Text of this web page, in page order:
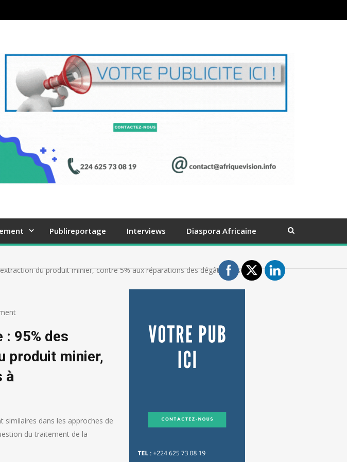
Publireportage Interviews Diaspora Africaine
du produit minier, contre 5% aux réparations des dégâts causés à
: 95% des
produit minier,
à
similaires dans les approches de
du traitement de la